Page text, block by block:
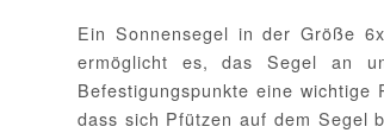
Ein Sonnensegel in der Größe
ermöglicht es, das Segel an
Befestigungspunkte eine
dass sich Pfützen auf dem Segel